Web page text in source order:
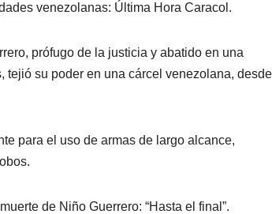
venezolanas: Última Hora Caracol.
prófugo de la justicia y abatido en una
su poder en una cárcel venezolana, desde
para el uso de armas de largo alcance,
de Niño Guerrero: “Hasta el final”.